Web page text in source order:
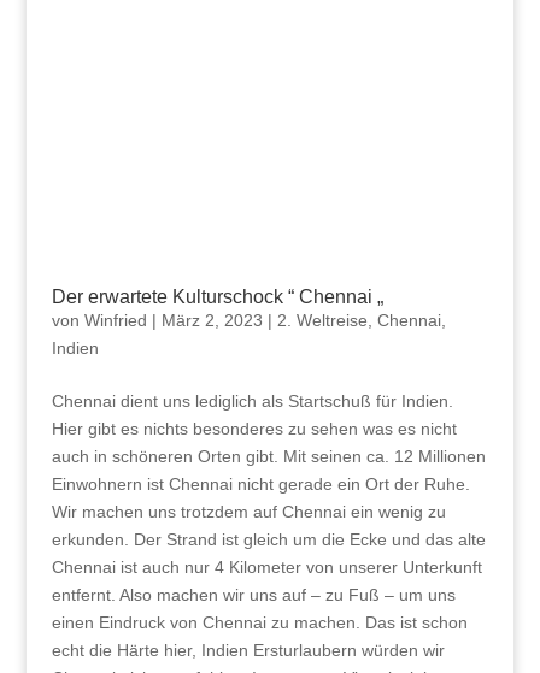
Der erwartete Kulturschock “ Chennai „
von Winfried | März 2, 2023 | 2. Weltreise Chennai,
Indien
Chennai dient uns lediglich als Startschuß für Indien.
Hier gibt es nichts besonderes zu sehen was es nicht
auch in schöneren Orten gibt. Mit seinen ca. 12 Millionen
Einwohnern ist Chennai nicht gerade ein Ort der Ruhe.
Wir machen uns trotzdem auf Chennai ein wenig zu
erkunden. Der Strand ist gleich um die Ecke und das alte
Chennai ist auch nur 4 Kilometer von unserer Unterkunft
entfernt. Also machen wir uns auf – zu Fuß – um uns
einen Eindruck von Chennai zu machen. Das ist schon
echt die Härte hier, Indien Ersturlaubern würden wir